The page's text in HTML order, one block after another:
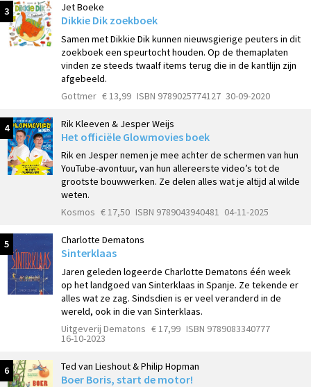
3 Jet Boeke
Dikkie Dik zoekboek
Samen met Dikkie Dik kunnen nieuwsgierige peuters in dit
zoekboek een speurtocht houden. Op de themaplaten
vinden ze steeds twaalf items terug die in de kantlijn zijn
afgebeeld.
Gottmer € 13,99 ISBN 9789025774127 30-09-2020
4 Rik Kleeven & Jesper Weijs
Het officiële Glowmovies boek
Rik en Jesper nemen je mee achter de schermen van hun
YouTube-avontuur, van hun allereerste video’s tot de
grootste bouwwerken. Ze delen alles wat je altijd al wilde
weten.
Kosmos € 17,50 ISBN 9789043940481 04-11-2025
5 Charlotte Dematons
Sinterklaas
Jaren geleden logeerde Charlotte Dematons één week
op het landgoed van Sinterklaas in Spanje. Ze tekende er
alles wat ze zag. Sindsdien is er veel veranderd in de
wereld, ook in die van Sinterklaas.
Uitgeverij Dematons € 17,99 ISBN 9789083340777
16-10-2023
6 Ted van Lieshout & Philip Hopman
Boer Boris, start de motor!